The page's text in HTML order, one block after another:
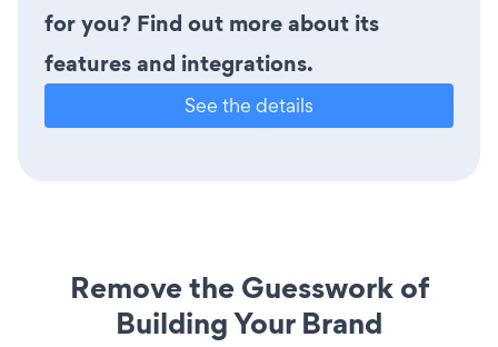
for you? Find out more about its
features and integrations.
See the details
Remove the Guesswork of
Building Your Brand